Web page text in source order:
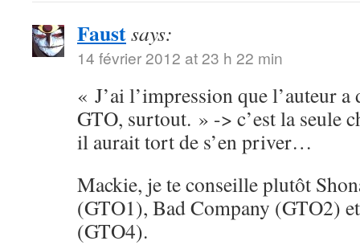
Faustsays:
14 février 2012 at 23 h 22 min
« J’ai l’impression que l’auteur
GTO, surtout. » -> c’est la seule
il aurait tort de s’en priver…
Mackie, je te conseille plutôt
(GTO1), Bad Company (GTO2)
(GTO4).